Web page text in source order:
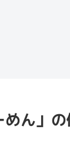
ん」